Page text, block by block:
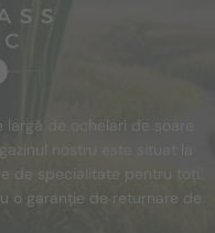
de ochelari de soare
nostru este situat la
de specialitate pentru toți.
o garanție de returnare de